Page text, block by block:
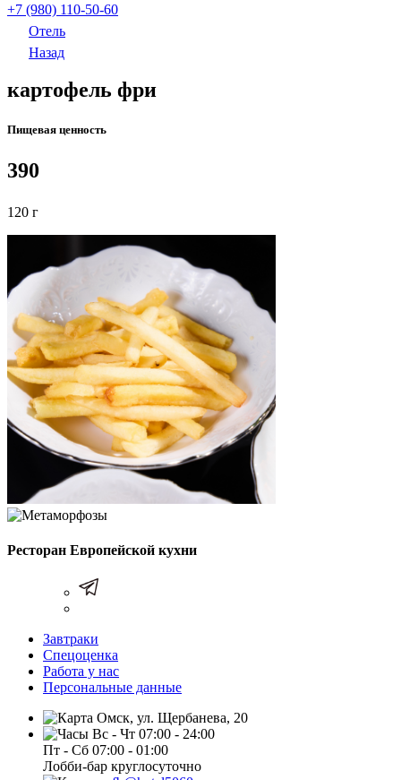
+7 (980) 110-50-60
Отель
Назад
картофель фри
Пищевая ценность
390
120 г
Ресторан Европейской кухни
Завтраки
Спецоценка
Работа у нас
Персональные данные
Омск, ул. Щербанева, 20
Вс - Чт 07:00 - 24:00
Пт - Сб 07:00 - 01:00
Лобби-бар круглосуточно